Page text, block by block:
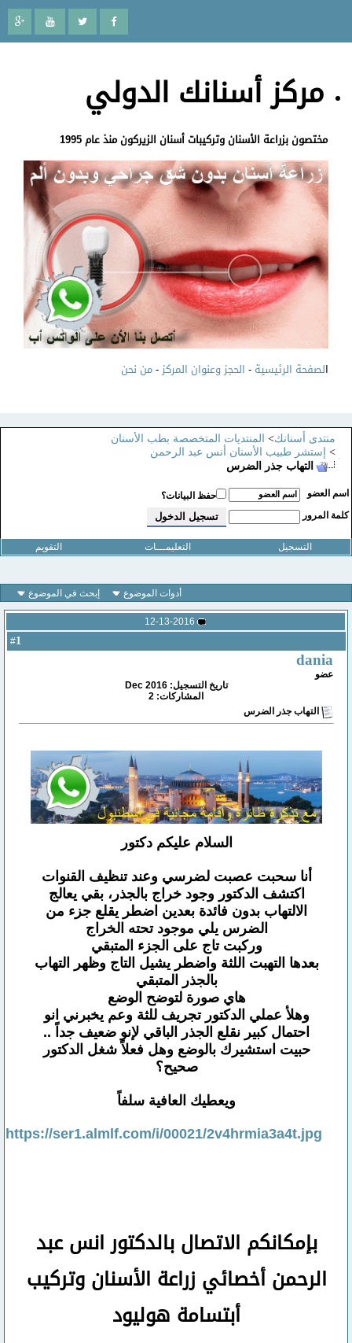
مركز أسنانك الدولي
مختصون بزراعة الأسنان وتركيبات أسنان الزيركون منذ عام 1995
لصفحة الرئيسية-الحجز وعنوان المركز-من نحن
منتدى أسنانك>المنتديات المتخصصة بطب الأسنان
>إستشر طبيب الأسنان أنس عبد الرحمن
التهاب جذر الضرس
اسم العضو
حفظ البيانات؟
كلمة المرور
التسجيل التعليمـــات التقويم
أدوات الموضوع إبحث في الموضوع
12-13-2016
dania
عضو
تاريخ التسجيل: Dec 2016
المشاركات: 2
التهاب جذر الضرس
السلام عليكم دكتور
أنا سحبت عصبت لضرسي وعند تنظيف القنوات
اكتشف الدكتور وجود خراج بالجذر، بقي يعالج
الالتهاب بدون فائدة بعدين اضطر يقلع جزء من
الضرس يلي موجود تحته الخراج
وركبت تاج على الجزء المتبقي
بعدها التهبت اللثة واضطر يشيل التاج وظهر التهاب
بالجذر المتبقي
هاي صورة لتوضح الوضع
وهلأ عملي الدكتور تجريف للثة وعم يخبرني انو
احتمال كبير نقلع الجذر الباقي لإنو ضعيف جداً ..
حبيت استشيرك بالوضع وهل فعلاً شغل الدكتور
صحيح؟
ويعطيك العافية سلفاً
https://ser1.almlf.com/i/00021/2v4hrmia3a4t.jpg
بإمكانكم الاتصال بالدكتور انس عبد
الرحمنأخصائي زراعة الأسنان وتركيب
أبتسامة هوليود